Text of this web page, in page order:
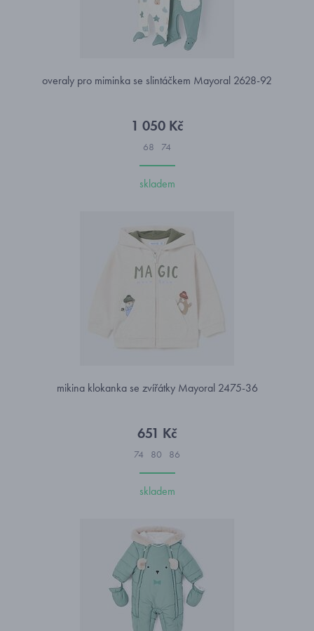
overaly pro miminka se slintáčkem Mayoral 2628-92
1 050 Kč
68 74
skladem
mikina klokanka se zvířátky Mayoral 2475-36
651 Kč
74 80 86
skladem